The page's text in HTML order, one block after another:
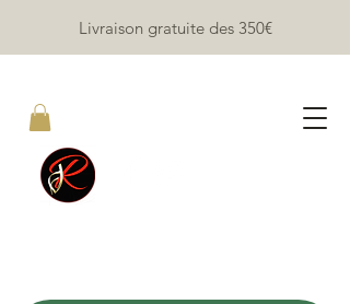
Livraison gratuite des 350€